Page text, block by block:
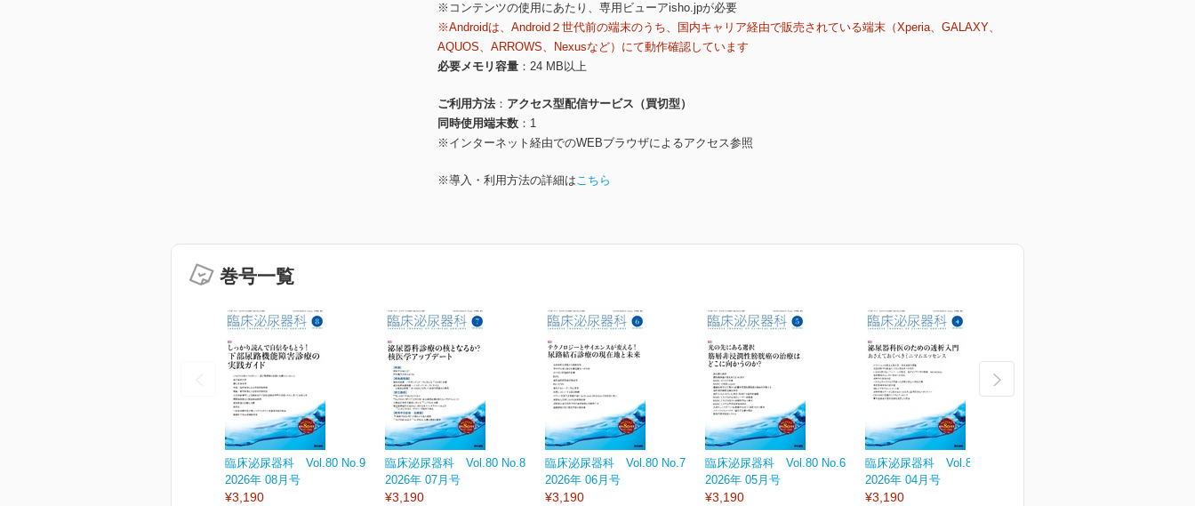
※コンテンツの使用にあたり、専用ビューアisho.jpが必要
※Androidは、Android２世代前の端末のうち、国内キャリア経由で販売されている端末（Xperia、GALAXY、
AQUOS、ARROWS、Nexusなど）にて動作確認しています
必要メモリ容量
24 MB以上
ご利用方法
アクセス型配信サービス（買切型）
同時使用端末数
1
※インターネット経由でのWEBブラウザによるアクセス参照
※導入・利用方法の詳細はこちら
巻号一覧
臨床泌尿器科 Vol.80 No.9
2026年 08月号
¥3,190
臨床泌尿器科 Vol.80 No.8
2026年 07月号
¥3,190
臨床泌尿器科 Vol.80 No.7
2026年 06月号
¥3,190
臨床泌尿器科 Vol.80 No.6
2026年 05月号
¥3,190
臨床泌尿器科 Vol.80 No.5
2026年 04月号
¥3,190